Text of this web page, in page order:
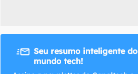
Seu resumo inteligente do
mundo tech!